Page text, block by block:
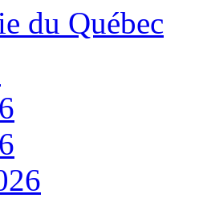
du Québec